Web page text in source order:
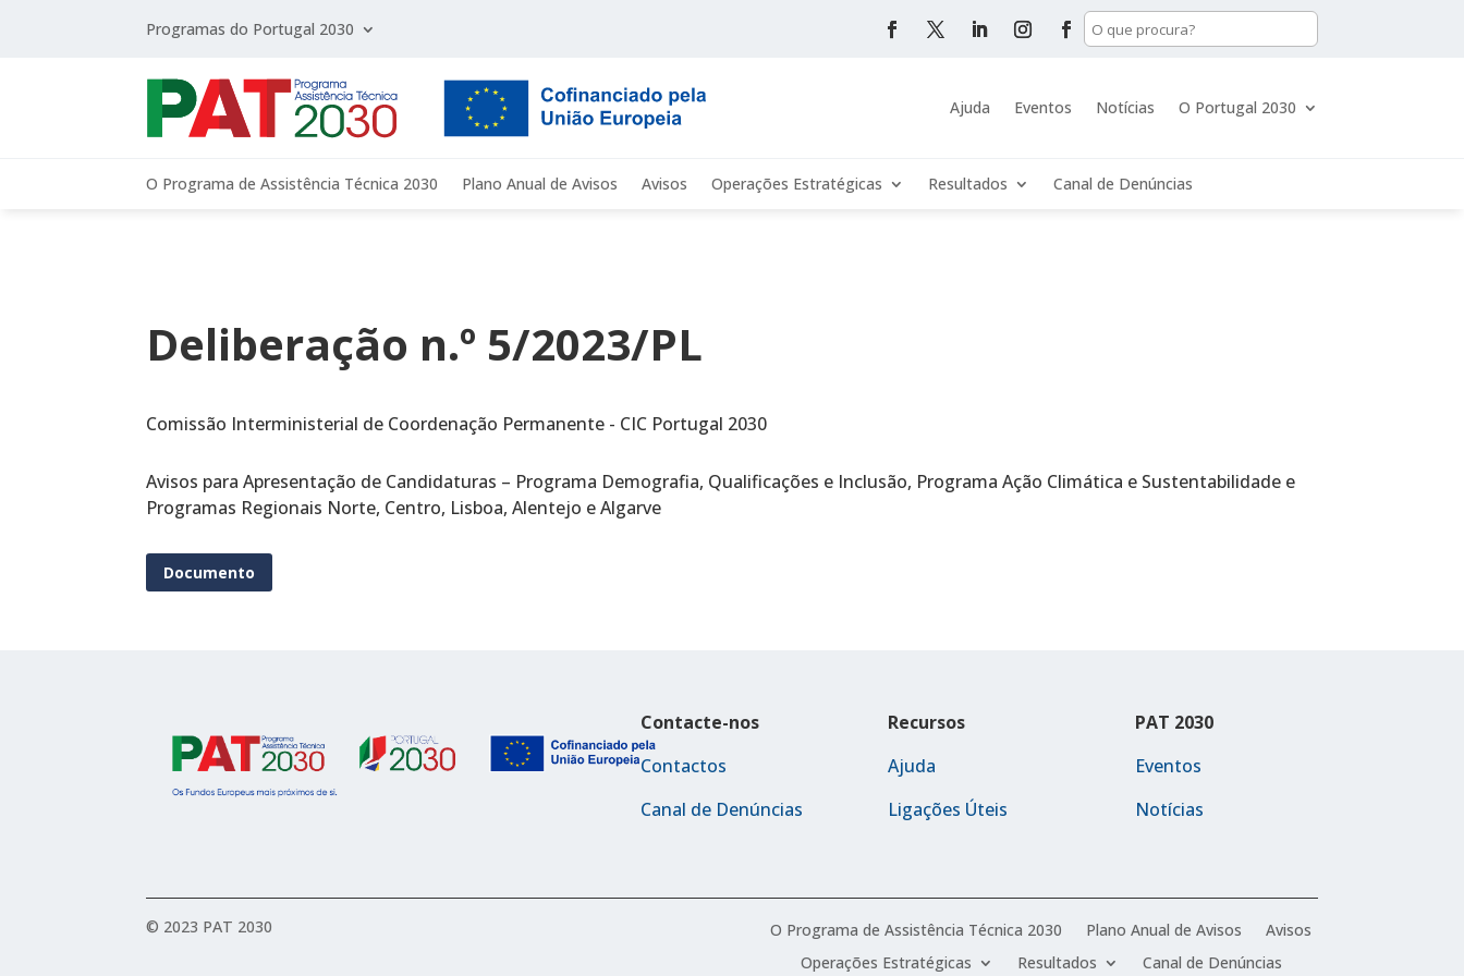
Programas do Portugal 2030
Ajuda Eventos Notícias O Portugal 2030
O Programa de Assistência Técnica 2030 Plano Anual de Avisos Avisos Operações Estratégicas Resultados Canal de Denúncias
Deliberação n.º 5/2023/PL
Comissão Interministerial de Coordenação Permanente - CIC Portugal 2030
Avisos para Apresentação de Candidaturas – Programa Demografia, Qualificações e Inclusão, Programa Ação Climática e Sustentabilidade e
Programas Regionais Norte, Centro, Lisboa, Alentejo e Algarve
Documento
Contacte-nos
Contactos
Canal de Denúncias
Recursos
Ajuda
Ligações Úteis
PAT 2030
Eventos
Notícias
© 2023 PAT 2030 O Programa de Assistência Técnica 2030 Plano Anual de Avisos
Avisos
Operações Estratégicas
Resultados Canal de Denúncias